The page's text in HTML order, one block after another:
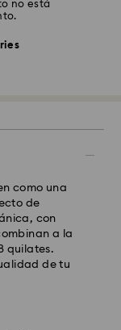
no está
como una
de
con
a la
quilates.
de tu